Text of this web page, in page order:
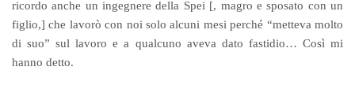
ricordo anche un ingegnere della Spei [, magro e sposato con un
figlio,] che lavorò con noi solo alcuni mesi perché “metteva molto
di suo” sul lavoro e a qualcuno aveva dato fastidio… Così mi
hanno detto.